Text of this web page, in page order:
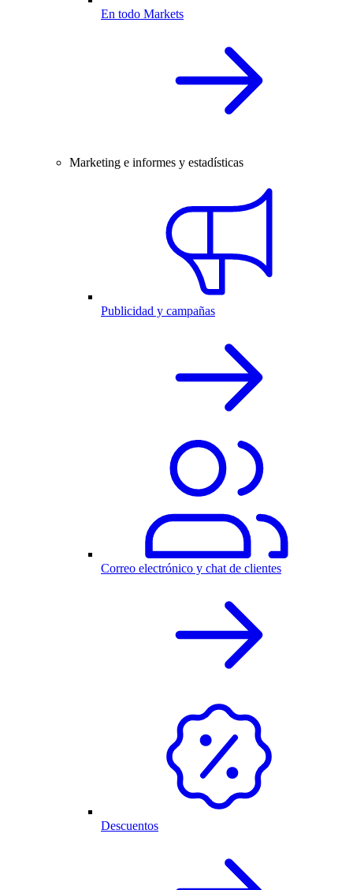
En todo Markets
Marketing e informes y estadísticas
Publicidad y campañas
Correo electrónico y chat de clientes
Descuentos